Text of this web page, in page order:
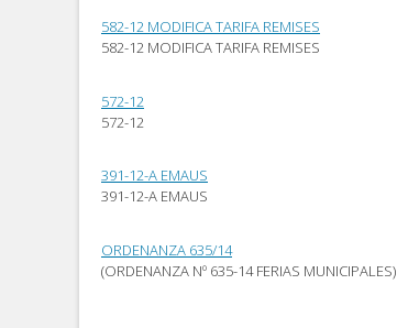
amigo
(Se
abre
ventana
nueva)
una
ventana
nueva)
una
ventana
nueva)
582-12 MODIFICA TARIFA REMISES
582-12 MODIFICA TARIFA REMISES
572-12
572-12
391-12-A EMAUS
391-12-A EMAUS
ORDENANZA 635/14
(ORDENANZA Nº 635-14 FERIAS MUNICIPALES)